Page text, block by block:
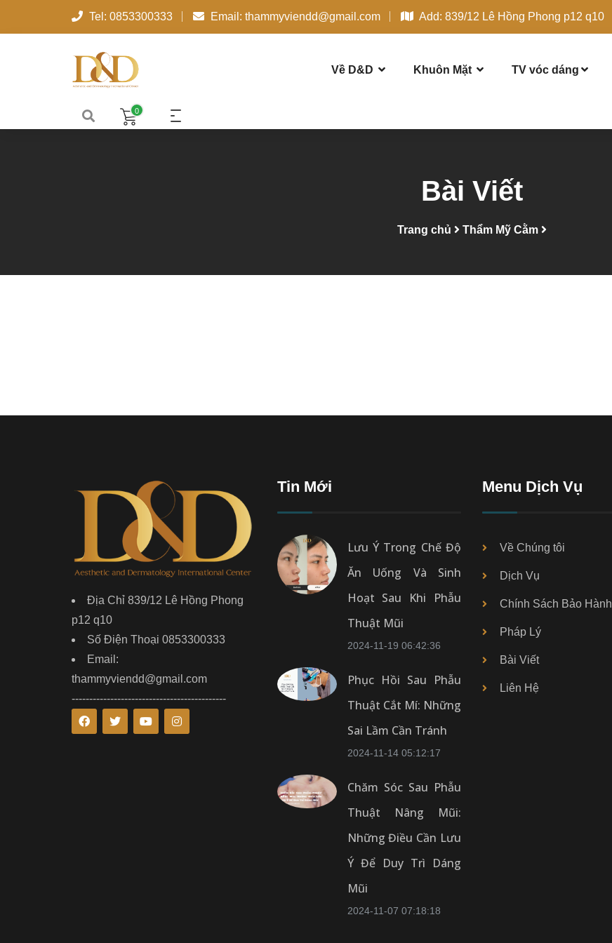
Tel: 0853300333 Email: thammyviendd@gmail.com Add: 839/12 Lê Hồng Phong p12 q10
Về D&D Khuôn Mặt TV vóc dáng
0
Bài Viết
Trang chủ Thẩm Mỹ Cằm
Địa Chỉ 839/12 Lê Hồng Phong
p12 q10
Số Điện Thoại 0853300333
Email:
thammyviendd@gmail.com
--------------------------------------------
Tin Mới
Lưu Ý Trong Chế Độ
Ăn Uống Và Sinh
Hoạt Sau Khi Phẫu
Thuật Mũi
2024-11-19 06:42:36
Phục Hồi Sau Phẫu
Thuật Cắt Mí: Những
Sai Lầm Cần Tránh
2024-11-14 05:12:17
Chăm Sóc Sau Phẫu
Thuật Nâng Mũi:
Những Điều Cần Lưu
Ý Để Duy Trì Dáng
Mũi
2024-11-07 07:18:18
Menu Dịch Vụ
Về Chúng tôi
Dịch Vụ
Chính Sách Bảo Hành
Pháp Lý
Bài Viết
Liên Hệ